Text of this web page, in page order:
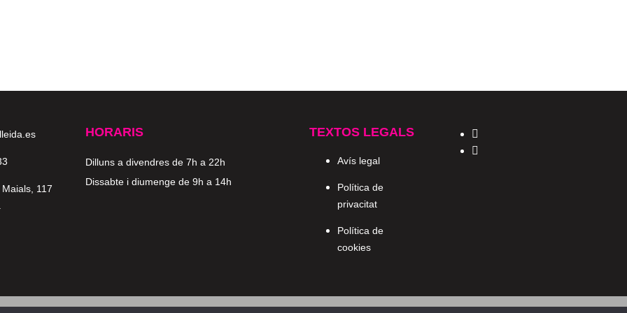
117
HORARIS
Dilluns a divendres de 7h a 22h
Dissabte i diumenge de 9h a 14h
TEXTOS LEGALS
Avís legal
Política de
privacitat
Política de
cookies